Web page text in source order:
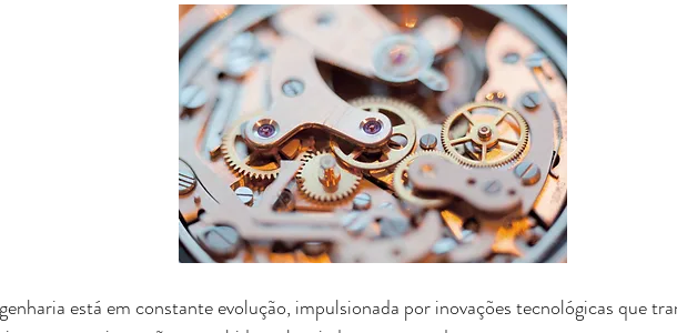
está em constante evolução, impulsionada por inovações tecnológicas que